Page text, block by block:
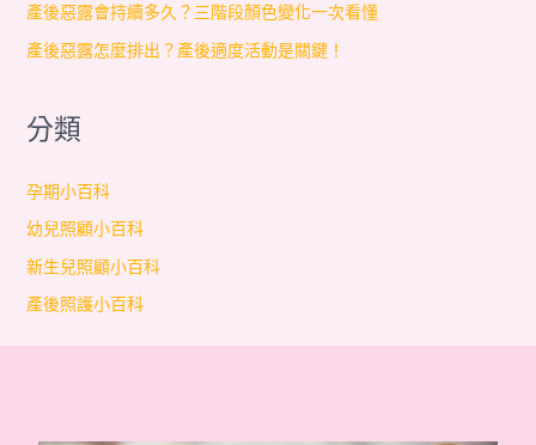
產後惡露會持續多久？三階段顏色變化一次看懂
產後惡露怎麼排出？產後適度活動是關鍵！
分類
孕期小百科
幼兒照顧小百科
新生兒照顧小百科
產後照護小百科